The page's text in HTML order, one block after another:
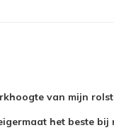
van mijn
het beste bij